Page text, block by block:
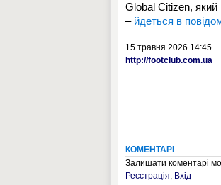
Global Citizen, який
– йдеться в
15 травня 2026 14:45
http://footclub.com.ua
КОМЕНТАРІ
Залишати коментарі
Реєстрація, Вхід